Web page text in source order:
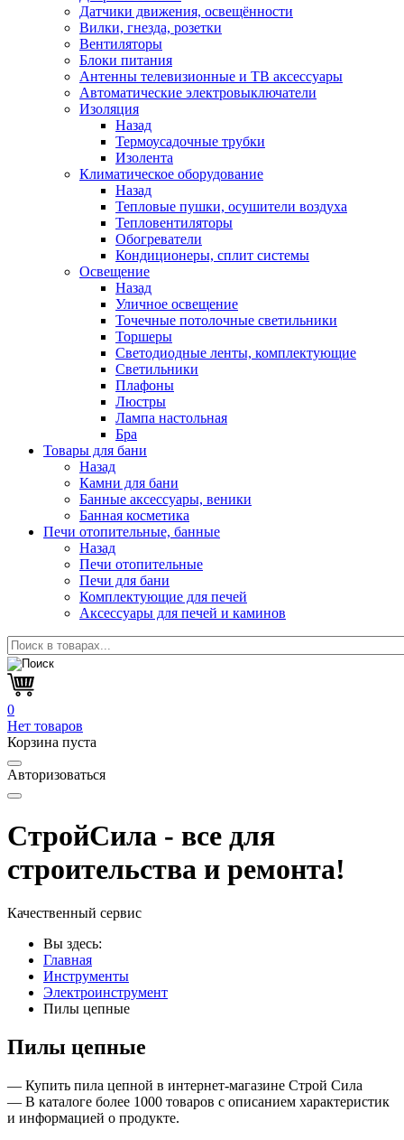
Датчики движения, освещённости
Вилки, гнезда, розетки
Вентиляторы
Блоки питания
Антенны телевизионные и ТВ аксессуары
Автоматические электровыключатели
Изоляция
Назад
Термоусадочные трубки
Изолента
Климатическое оборудование
Назад
Тепловые пушки, осушители воздуха
Тепловентиляторы
Обогреватели
Кондиционеры, сплит системы
Освещение
Назад
Уличное освещение
Точечные потолочные светильники
Торшеры
Светодиодные ленты, комплектующие
Светильники
Плафоны
Люстры
Лампа настольная
Бра
Товары для бани
Назад
Камни для бани
Банные аксессуары, веники
Банная косметика
Печи отопительные, банные
Назад
Печи отопительные
Печи для бани
Комплектующие для печей
Аксессуары для печей и каминов
0
Нет товаров
Корзина пуста
Авторизоваться
СтройСила - все для
строительства и ремонта!
Качественный сервис
Вы здесь:
Главная
Инструменты
Электроинструмент
Пилы цепные
Пилы цепные
— Купить пила цепной в интернет-магазине Строй Сила
— В каталоге более 1000 товаров с описанием характеристик
и информацией о продукте.